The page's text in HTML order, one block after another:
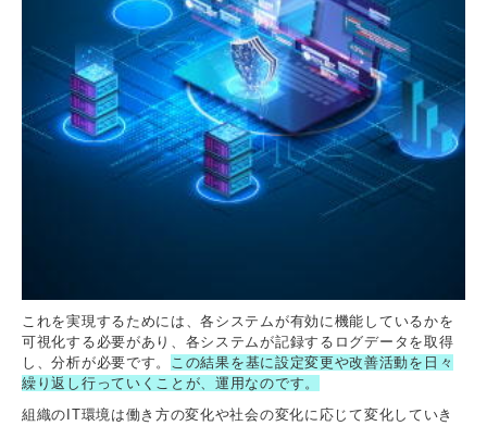
これを実現するためには、各システムが有効に機能しているかを
可視化する必要があり、各システムが記録するログデータを取得
し、分析が必要です。 この結果を基に設定変更や改善活動を日々
繰り返し行っていくことが、運用なのです。
組織のIT環境は働き方の変化や社会の変化に応じて変化していき